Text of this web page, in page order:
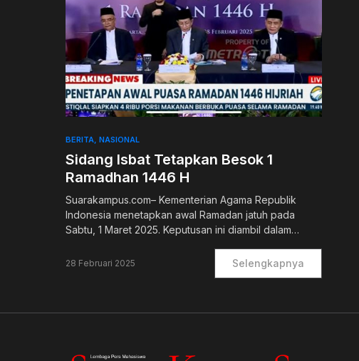
BERITA NASIONAL
Sidang Isbat Tetapkan Besok 1
Ramadhan 1446 H
Suarakampus.com– Kementerian Agama Republik
Indonesia menetapkan awal Ramadan jatuh pada
Sabtu, 1 Maret 2025. Keputusan ini diambil dalam…
28 Februari 2025 Selengkapnya